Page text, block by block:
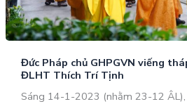
Đức Pháp chủ GHPGVN viếng
ĐLHT Thích Trí Tịnh
Sáng 14-1-2023 (nhằm 23-12